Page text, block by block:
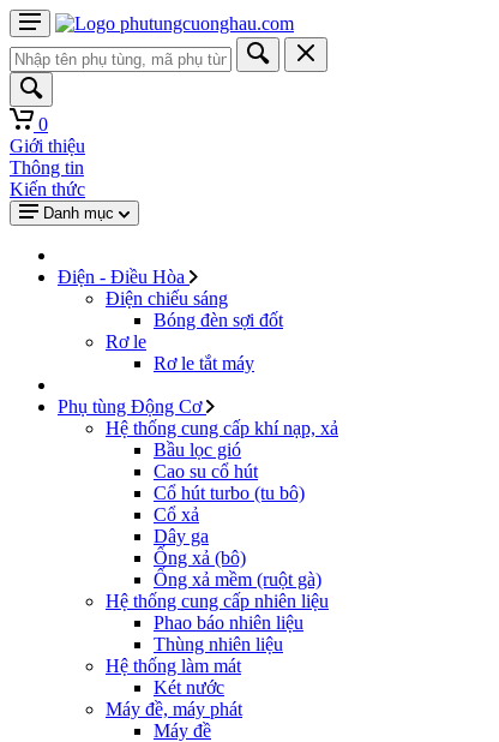
0
Giới thiệu
Thông tin
Kiến thức
Danh mục
Điện - Điều Hòa
Điện chiếu sáng
Bóng đèn sợi đốt
Rơ le
Rơ le tắt máy
Phụ tùng Động Cơ
Hệ thống cung cấp khí nạp, xả
Bầu lọc gió
Cao su cổ hút
Cổ hút turbo (tu bô)
Cổ xả
Dây ga
Ống xả (bô)
Ống xả mềm (ruột gà)
Hệ thống cung cấp nhiên liệu
Phao báo nhiên liệu
Thùng nhiên liệu
Hệ thống làm mát
Két nước
Máy đề, máy phát
Máy đề